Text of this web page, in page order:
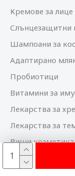
Кремове за лице
Слънцезащитни
Шампоани за
Адаптирано
Пробиотици
Витамини за
Лекарства за
Лекарства за
Виши козметика
Bioderma